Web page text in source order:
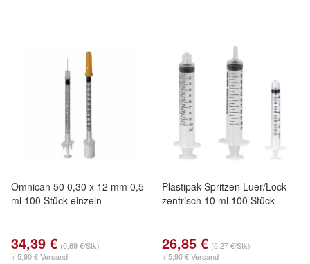
Omnican 50 0,30 x 12 mm 0,5
ml 100 Stück einzeln
34,39 € (0,69 €/Stk)
+ 5,90 € Versand
Plastipak Spritzen Luer/Lock
zentrisch 10 ml 100 Stück
26,85 € (0,27 €/Stk)
+ 5,90 € Versand